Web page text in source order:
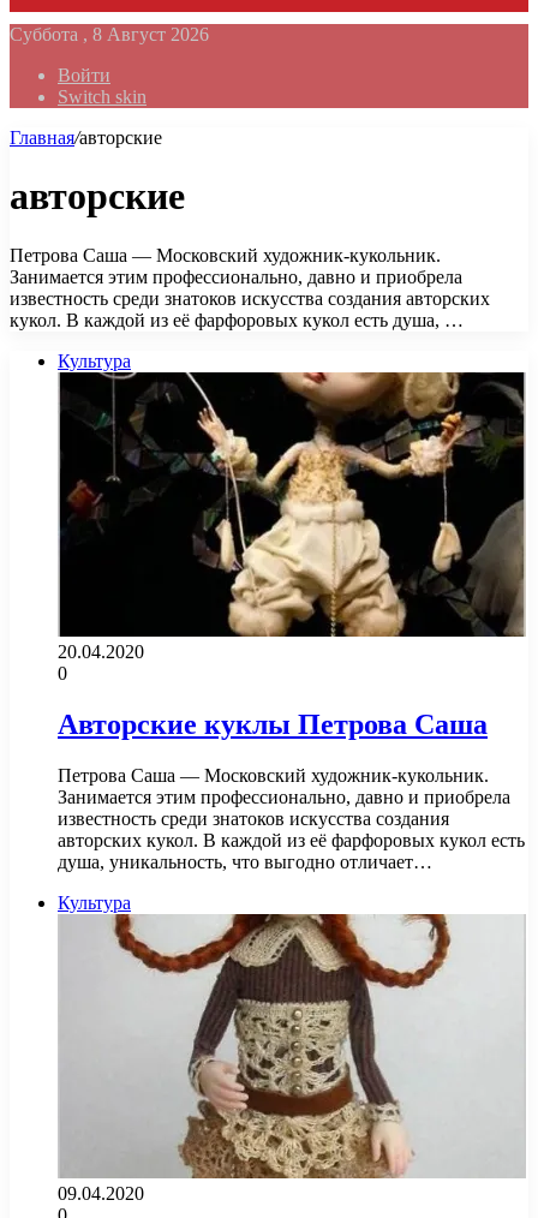
Суббота , 8 Август 2026
Войти
Switch skin
Главная/авторские
авторские
Петрова Саша — Московский художник-кукольник.
Занимается этим профессионально, давно и приобрела
известность среди знатоков искусства создания авторских
кукол. В каждой из её фарфоровых кукол есть душа, …
Культура
20.04.2020
0
Авторские куклы Петрова Саша
Петрова Саша — Московский художник-кукольник.
Занимается этим профессионально, давно и приобрела
известность среди знатоков искусства создания
авторских кукол. В каждой из её фарфоровых кукол есть
душа, уникальность, что выгодно отличает…
Культура
09.04.2020